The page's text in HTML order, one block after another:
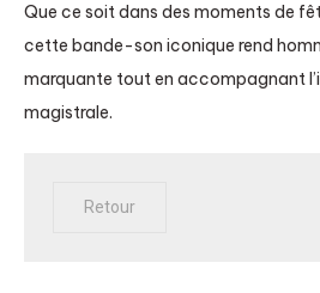
Que ce soit dans des moments de
cette bande-son iconique rend
marquante tout en accompagnant
magistrale.